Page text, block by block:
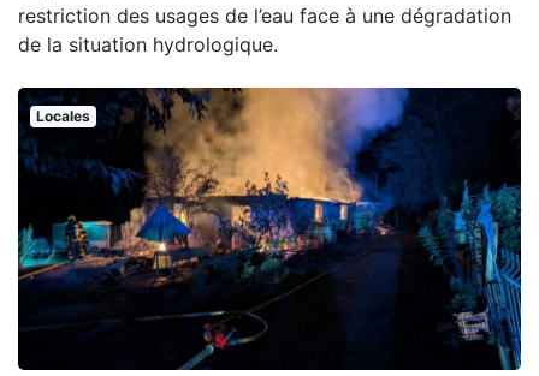
restriction des usages de l’eau face à une dégradation
de la situation hydrologique.
Locales